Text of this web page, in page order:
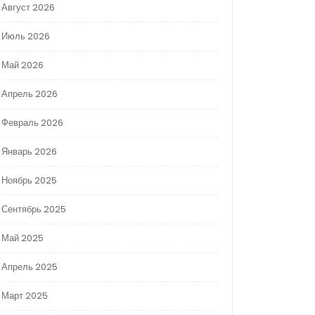
Август 2026
Июль 2026
Май 2026
Апрель 2026
Февраль 2026
Январь 2026
Ноябрь 2025
Сентябрь 2025
Май 2025
Апрель 2025
Март 2025